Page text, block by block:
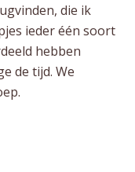
die ik
ieder één soort
hebben
de tijd. We